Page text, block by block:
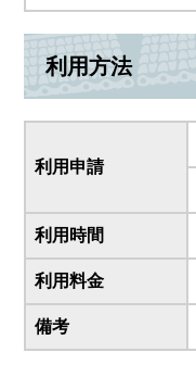
利用方法
利用申請
利用時間
利用料金
備考